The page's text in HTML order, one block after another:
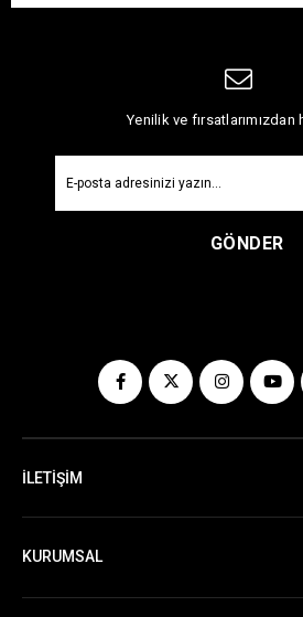
Yenilik ve fırsatlarımızdan
GÖNDER
İLETİŞİM
KURUMSAL